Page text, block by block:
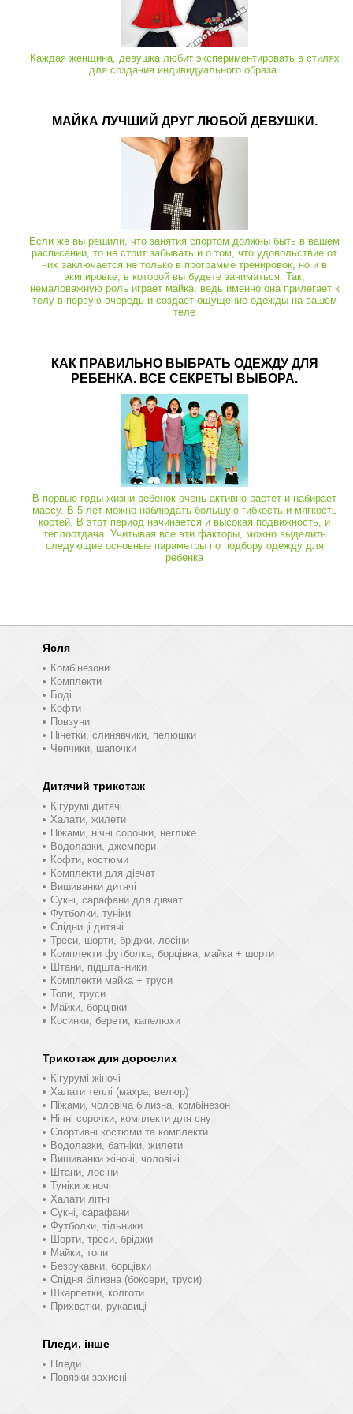
Каждая женщина, девушка любит экспериментировать в стилях
для создания индивидуального образа.
МАЙКА ЛУЧШИЙ ДРУГ ЛЮБОЙ ДЕВУШКИ.
Если же вы решили, что занятия спортом должны быть в вашем
расписании, то не стоит забывать и о том, что удовольствие от
них заключается не только в программе тренировок, но и в
экипировке, в которой вы будете заниматься. Так,
немаловажную роль играет майка, ведь именно она прилегает к
телу в первую очередь и создает ощущение одежды на вашем
теле
КАК ПРАВИЛЬНО ВЫБРАТЬ ОДЕЖДУ ДЛЯ
РЕБЕНКА. ВСЕ СЕКРЕТЫ ВЫБОРА.
В первые годы жизни ребенок очень активно растет и набирает
массу. В 5 лет можно наблюдать большую гибкость и мягкость
костей. В этот период начинается и высокая подвижность, и
теплоотдача. Учитывая все эти факторы, можно выделить
следующие основные параметры по подбору одежду для
ребенка
Ясля
Комбінезони
Комплекти
Боді
Кофти
Повзуни
Пінетки, слинявчики, пелюшки
Чепчики, шапочки
Дитячий трикотаж
Кігурумі дитячі
Халати, жилети
Піжами, нічні сорочки, негліже
Водолазки, джемпери
Кофти, костюми
Комплекти для дівчат
Вишиванки дитячі
Сукні, сарафани для дівчат
Футболки, туніки
Спідниці дитячі
Треси, шорти, бріджи, лосіни
Комплекти футболка, борцівка, майка + шорти
Штани, підштанники
Комплекти майка + труси
Топи, труси
Майки, борцівки
Косинки, берети, капелюхи
Трикотаж для дорослих
Кігурумі жіночі
Халати теплі (махра, велюр)
Піжами, чоловіча білизна, комбінезон
Нічні сорочки, комплекти для сну
Спортивні костюми та комплекти
Водолазки, батніки, жилети
Вишиванки жіночі, чоловічі
Штани, лосіни
Туніки жіночі
Халати літні
Сукні, сарафани
Футболки, тільники
Шорти, треси, бріджи
Майки, топи
Безрукавки, борцівки
Спідня білизна (боксери, труси)
Шкарпетки, колготи
Прихватки, рукавиці
Пледи, інше
Пледи
Повязки захисні